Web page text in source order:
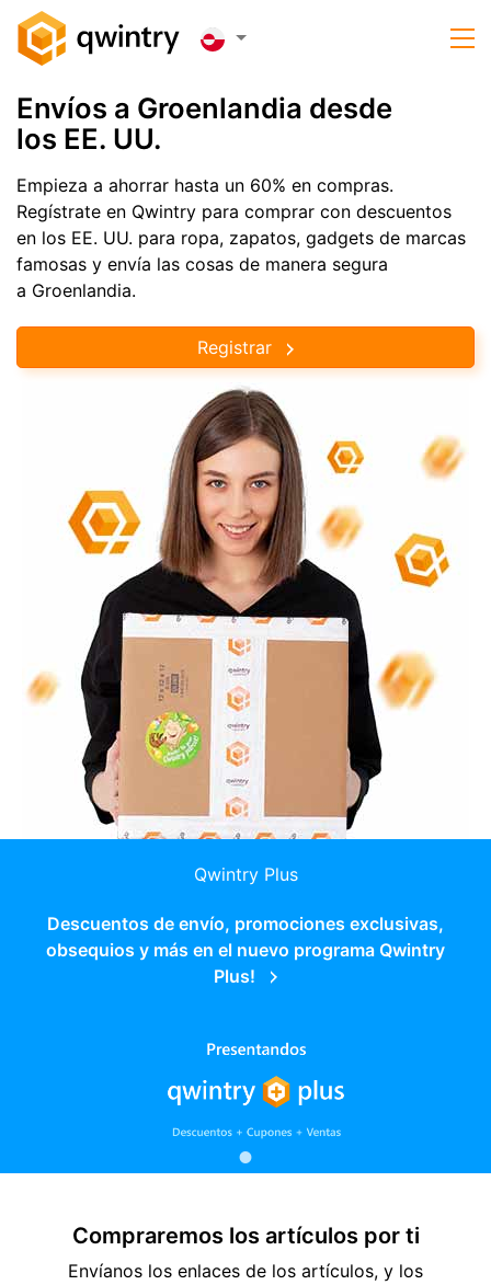
Envíos a Groenlandia desde
los EE. UU.
Empieza a ahorrar hasta un 60% en compras.
Regístrate en Qwintry para comprar con descuentos
en los EE. UU. para ropa, zapatos, gadgets de marcas
famosas y envía las cosas de manera segura
a Groenlandia.
Registrar
Qwintry Plus
Descuentos de envío, promociones exclusivas,
obsequios y más en el nuevo programa Qwintry
Plus!
Compraremos los artículos por ti
Envíanos los enlaces de los artículos, y los